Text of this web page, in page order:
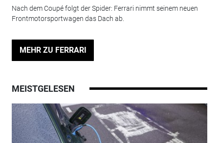
Nach dem Coupé folgt der Spider: Ferrari nimmt seinem neuen
Frontmotorsportwagen das Dach ab.
MEHR ZU FERRARI
MEISTGELESEN